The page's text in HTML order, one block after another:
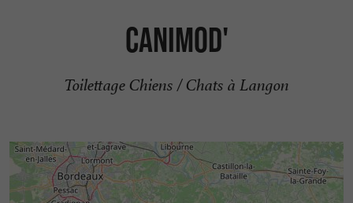
Canimod'
Toilettage Chiens / Chats à Langon